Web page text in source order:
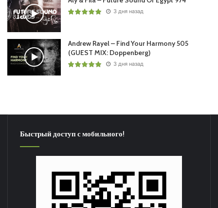
3 дня назад
Andrew Rayel – Find Your Harmony 505
(GUEST MIX: Doppenberg)
3 дня назад
Быстрый доступ с мобильного!